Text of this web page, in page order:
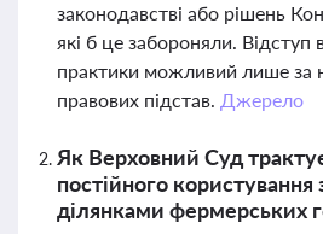
законодавстві або рішень
які б це забороняли. Відступ
практики можливий лише за
правових підстав. Джерело
Як Верховний Суд
постійного
ділянками фермерських